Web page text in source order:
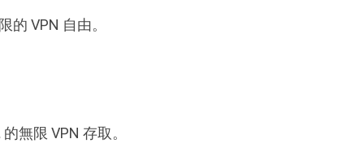
VPN 自由。
無限 VPN 存取。